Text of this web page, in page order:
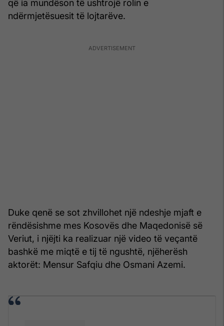
që ia mundëson të ushtrojë rolin e
ndërmjetësuesit të lojtarëve.
Duke qenë se sot zhvillohet një ndeshje mjaft e
rëndësishme mes Kosovës dhe Maqedonisë së
Veriut, i njëjti ka realizuar një video të veçantë
bashkë me miqtë e tij të ngushtë, njëherësh
aktorët: Mensur Safqiu dhe Osmani Azemi.